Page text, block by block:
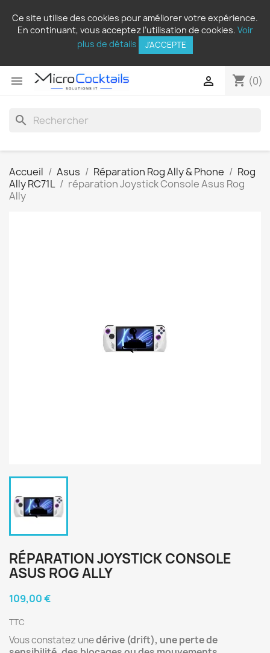
Ce site utilise des cookies pour améliorer votre expérience.
En continuant, vous acceptez l’utilisation de cookies. Voir
plus de détails
J'ACCEPTE
 shopping_cart (0)

search
Accueil Asus Réparation Rog Ally & Phone
Rog
Ally RC71L
réparation Joystick Console Asus Rog
Ally
RÉPARATION JOYSTICK CONSOLE
ASUS ROG ALLY
109,00 €
TTC
Vous constatez unedérive (drift), une perte de